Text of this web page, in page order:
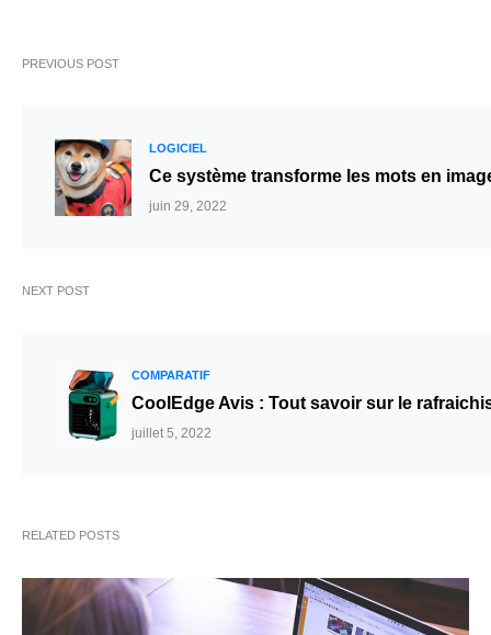
PREVIOUS POST
LOGICIEL
Ce système transforme les mots en
juin 29, 2022
NEXT POST
COMPARATIF
CoolEdge Avis : Tout savoir sur le
juillet 5, 2022
RELATED POSTS